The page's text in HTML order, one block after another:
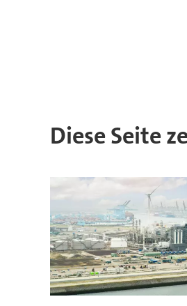
Diese Seite